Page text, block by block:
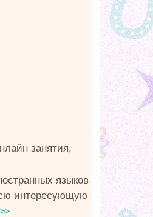
занятия,
языков
интересующую